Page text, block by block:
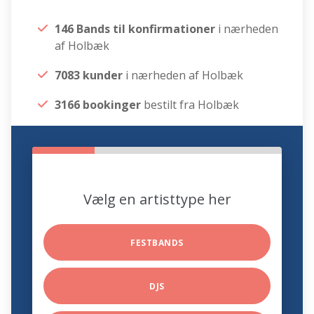
146 Bands til konfirmationer i nærheden
af Holbæk
7083 kunder i nærheden af Holbæk
3166 bookinger bestilt fra Holbæk
Vælg en artisttype her
FESTBANDS
DJS